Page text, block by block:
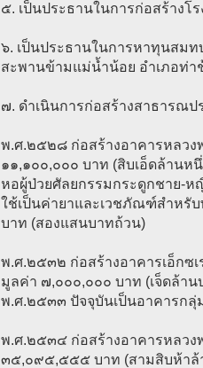
๕. เป็นประธานในการก่อสร้างโ
๖. เป็นประธานในการหาทุนสม
สะพานข้ามแม่น้ำน้อย อำเภอท่า
๗. ดำเนินการก่อสร้างสาธารณ
พ.ศ.๒๕๒๘ ก่อสร้างอาคารหลวง
๑๑,๑๐๐,๐๐๐ บาท (สิบเอ็ดล้านห
หอผู้ป่วยศัลยกรรมกระดูกชาย-ห
ใช้เป็นค่ายาและเวชภัณฑ์สำหรั
บาท (สองแสนบาทถ้วน)
พ.ศ.๒๕๓๒ ก่อสร้างอาคารเอ็กซ
มูลค่า ๗,๐๐๐,๐๐๐ บาท (เจ็ดล้า
พ.ศ.๒๕๓๓ ปัจจุบันเป็นอาคารกลุ่
พ.ศ.๒๕๓๔ ก่อสร้างอาคารหลวง
๓๕,๐๙๕,๕๕๕ บาท (สามสิบห้าล้